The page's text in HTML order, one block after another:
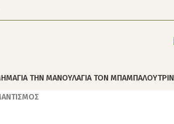
ΓΙΑ ΤΗΝ ΜΑΝΟΥΛΑΓΙΑ ΤΟΝ ΜΠΑΜΠΑ